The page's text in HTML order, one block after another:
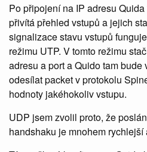
Po připojení na IP adresu
přivítá přehled vstupů a jejich
signalizace stavu vstupů
režimu UTP. V tomto režimu
adresu a port a Quido tam
odesílat packet v protokolu
hodnoty jakéhokoliv vstupu.
UDP jsem zvolil proto, že
handshaku je mnohem